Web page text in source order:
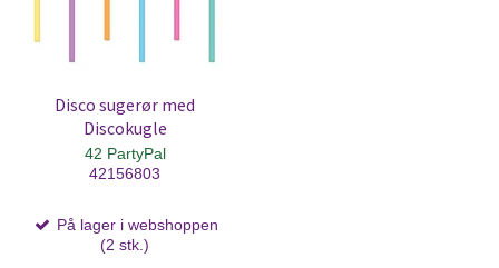
Disco sugerør med
Discokugle
42 PartyPal
42156803
På lager i webshoppen
(2 stk.)